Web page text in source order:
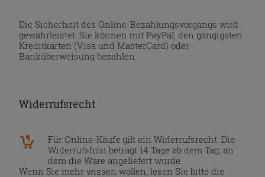
Die Sicherheit des Online-Bezahlungsvorgangs wird
gewährleistet. Sie können mit PayPal, den gängigsten
Kreditkarten (Visa und MasterCard) oder
Banküberweisung bezahlen.
Widerrufsrecht
Für Online-Käufe gilt ein Widerrufsrecht. Die
Widerrufsfrist beträgt 14 Tage ab dem Tag, an
dem die Ware angeliefert wurde.
Wenn Sie mehr wissen wollen, lesen Sie bitte die